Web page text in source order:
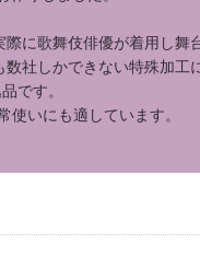
に歌舞伎俳優が着用し舞
社しかできない特殊加工
です。
いにも適しています。